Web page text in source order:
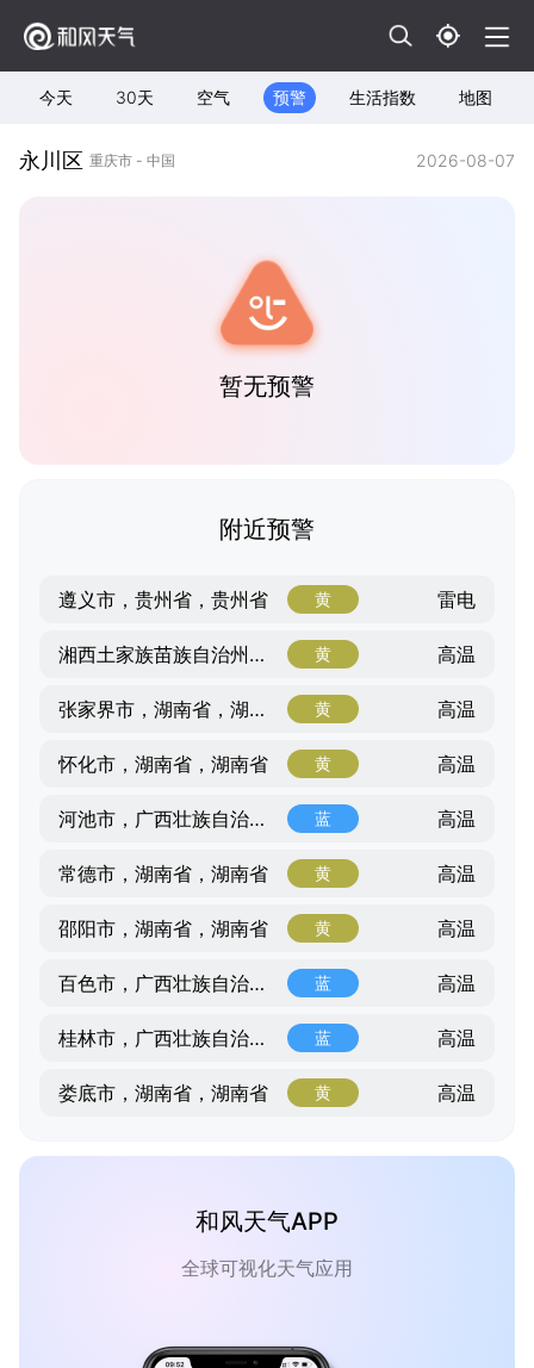
今天 30天 空气 预警 生活指数 地图
永川区 重庆市 - 中国 2026-08-07
暂无预警
附近预警
遵义市，贵州省，贵州省 黄 雷电
湘西土家族苗族自治州，湖南省，湖南省 黄 高温
张家界市，湖南省，湖南省 黄 高温
怀化市，湖南省，湖南省 黄 高温
河池市，广西壮族自治区，广西壮族自治区 蓝 高温
常德市，湖南省，湖南省 黄 高温
邵阳市，湖南省，湖南省 黄 高温
百色市，广西壮族自治区，广西壮族自治区 蓝 高温
桂林市，广西壮族自治区，广西壮族自治区 蓝 高温
娄底市，湖南省，湖南省 黄 高温
和风天气APP
全球可视化天气应用